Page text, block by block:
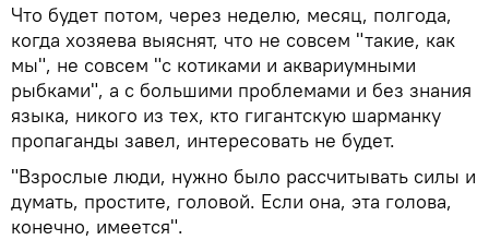
Что будет потом, через неделю, месяц, полгода,
когда хозяева выяснят, что не совсем "такие, как
мы", не совсем "с котиками и аквариумными
рыбками", а с большими проблемами и без знания
языка, никого из тех, кто гигантскую шарманку
пропаганды завел, интересовать не будет.
"Взрослые люди, нужно было рассчитывать силы и
думать, простите, головой. Если она, эта голова,
конечно, имеется".